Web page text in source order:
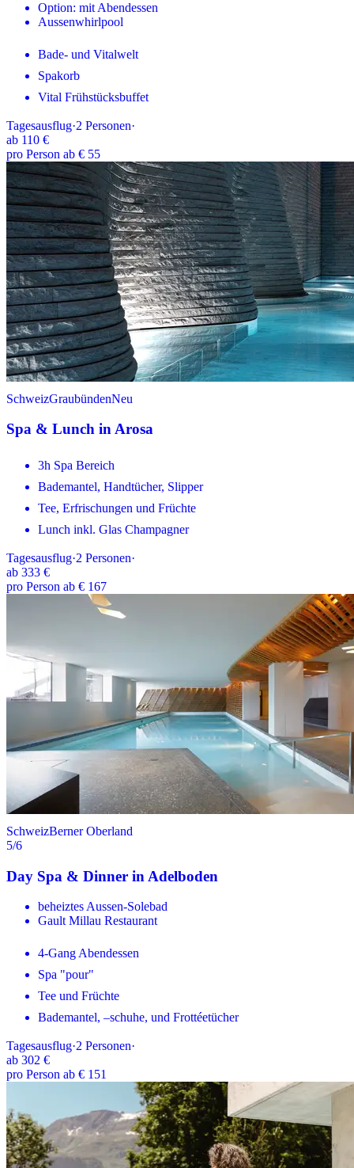
Option: mit Abendessen
Aussenwhirlpool
Bade- und Vitalwelt
Spakorb
Vital Frühstücksbuffet
Tagesausflug·2 Personen·
ab 110 €
pro Person ab € 55
SchweizGraubündenNeu
Spa & Lunch in Arosa
3h Spa Bereich
Bademantel, Handtücher, Slipper
Tee, Erfrischungen und Früchte
Lunch inkl. Glas Champagner
Tagesausflug·2 Personen·
ab 333 €
pro Person ab € 167
SchweizBerner Oberland
5/6
Day Spa & Dinner in Adelboden
beheiztes Aussen-Solebad
Gault Millau Restaurant
4-Gang Abendessen
Spa "pour"
Tee und Früchte
Bademantel, –schuhe, und Frottéetücher
Tagesausflug·2 Personen·
ab 302 €
pro Person ab € 151